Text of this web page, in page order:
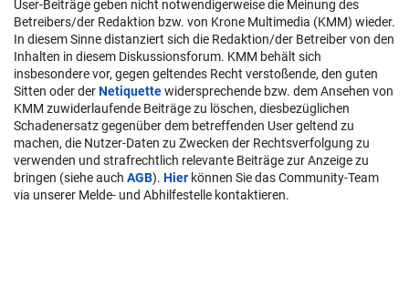
User-Beiträge geben nicht notwendigerweise die Meinung des
Betreibers/der Redaktion bzw. von Krone Multimedia (KMM) wieder.
In diesem Sinne distanziert sich die Redaktion/der Betreiber von den
Inhalten in diesem Diskussionsforum. KMM behält sich
insbesondere vor, gegen geltendes Recht verstoßende, den guten
Sitten oder derNetiquettewidersprechende bzw. dem Ansehen von
KMM zuwiderlaufende Beiträge zu löschen, diesbezüglichen
Schadenersatz gegenüber dem betreffenden User geltend zu
machen, die Nutzer-Daten zu Zwecken der Rechtsverfolgung zu
verwenden und strafrechtlich relevante Beiträge zur Anzeige zu
bringen (siehe auch AGB). Hier können Sie das Community-Team
via unserer Melde- und Abhilfestelle kontaktieren.